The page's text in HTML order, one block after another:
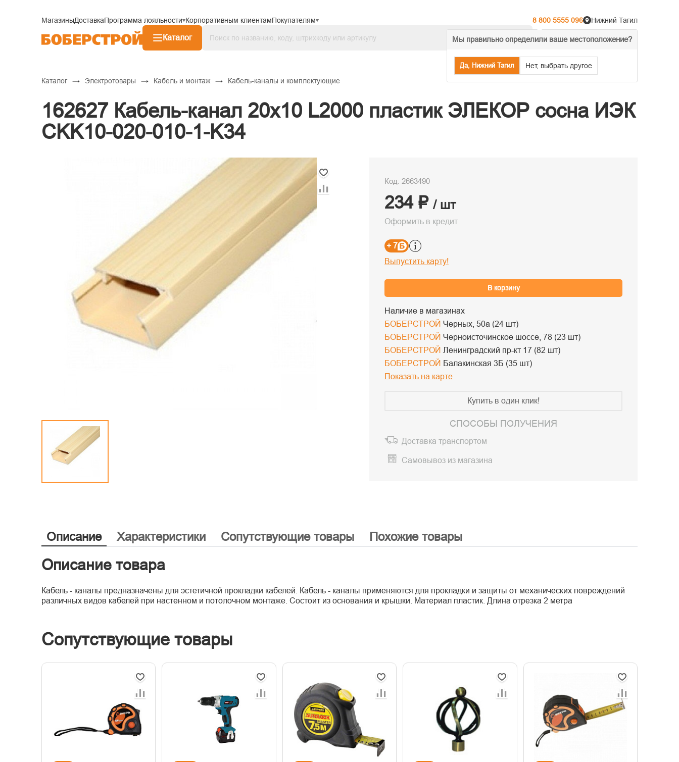
МагазиныДоставкаПрограмма лояльности Корпоративным клиентамПокупателям 8 800 5555 096
Мы правильно определили ваше местоположение?
Да, Нижний Тагил Нет, выбрать другое
Нижний Тагил
Каталог
% Акции Распродажа
Каталог → Электротовары → Кабель и монтаж → Кабель-каналы и комплектующие
162627 Кабель-канал 20х10 L2000 пластик ЭЛЕКОР сосна ИЭК
CKK10-020-010-1-K34
Код: 2663490
234 ₽ / шт
Оформить в кредит
+ 7
Выпустить карту!
В корзину
Наличие в магазинах
БОБЕРСТРОЙ Черных, 50а (24 шт)
БОБЕРСТРОЙ Черноисточинское шоссе, 78 (23 шт)
БОБЕРСТРОЙ Ленинградский пр-кт 17 (82 шт)
БОБЕРСТРОЙ Балакинская 3Б (35 шт)
Показать на карте
Купить в один клик!
СПОСОБЫ ПОЛУЧЕНИЯ
Доставка транспортом
Самовывоз из магазина
Описание Характеристики Сопутствующие товары Похожие товары
Описание товара
Кабель - каналы предназначены для эстетичной прокладки кабелей. Кабель - каналы применяются для прокладки и защиты от механических повреждений
различных видов кабелей при настенном и потолочном монтаже. Состоит из основания и крышки. Материал пластик. Длина отрезка 2 метра
Сопутствующие товары